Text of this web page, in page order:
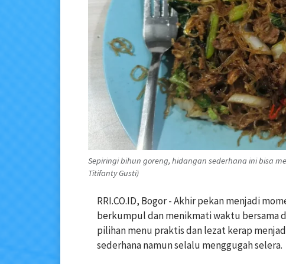
Sepiringi bihun goreng, hidangan sederhana ini bisa
Titifanty Gusti)
RRI.CO.ID, Bogor - Akhir pekan menjadi
berkumpul dan menikmati waktu bersama
pilihan menu praktis dan lezat kerap
sederhana namun selalu menggugah selera.